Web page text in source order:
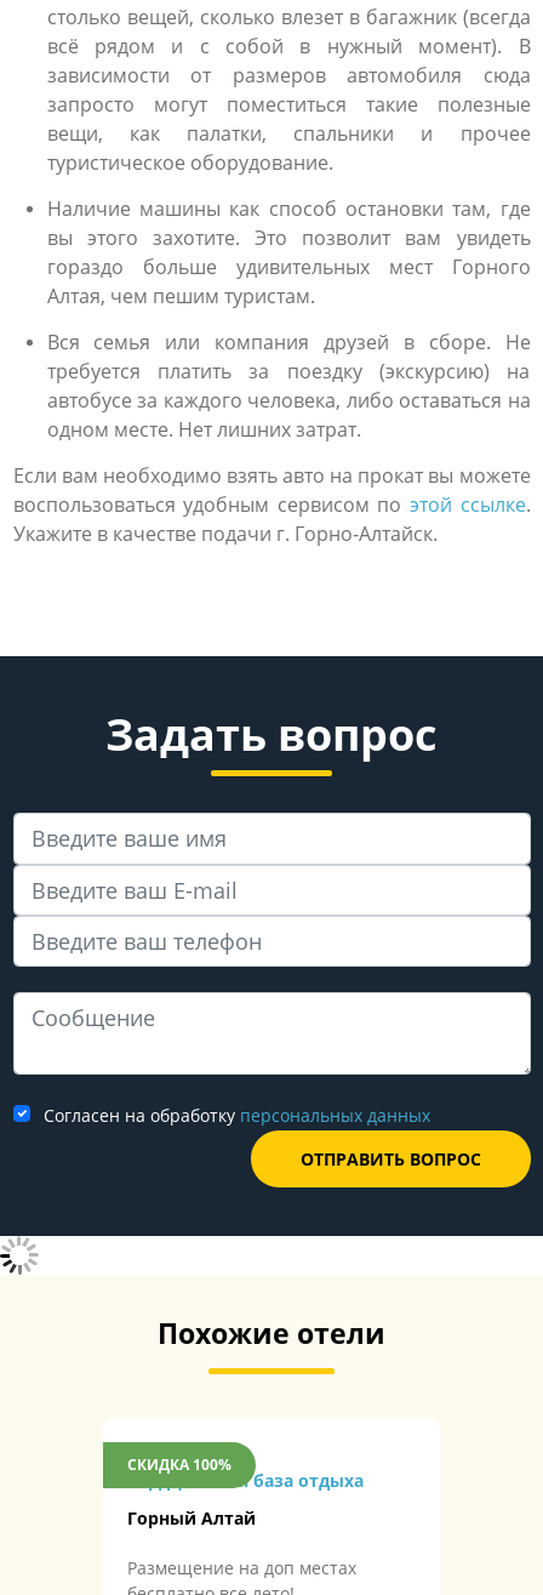
столько вещей, сколько влезет в багажник (всегда
всё рядом и с собой в нужный момент). В
зависимости от размеров автомобиля сюда
запросто могут поместиться такие полезные
вещи, как палатки, спальники и прочее
туристическое оборудование.
Наличие машины как способ остановки там, где
вы этого захотите. Это позволит вам увидеть
гораздо больше удивительных мест Горного
Алтая, чем пешим туристам.
Вся семья или компания друзей в сборе. Не
требуется платить за поездку (экскурсию) на
автобусе за каждого человека, либо оставаться на
одном месте. Нет лишних затрат.
Если вам необходимо взять авто на прокат вы можете
воспользоваться удобным сервисом по этой ссылке.
Укажите в качестве подачи г. Горно-Алтайск.
Задать вопрос
Согласен на обработку персональных данных
Похожие отели
СКИДКА 100%
Сердце Алтая база отдыха
Горный Алтай
Размещение на доп местах